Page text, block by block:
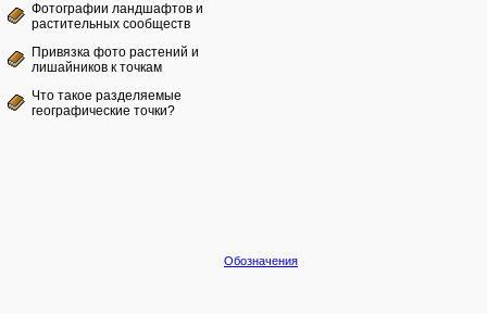
Фотографии ландшафтов и
растительных сообществ
Привязка фото растений и
лишайников к точкам
Что такое разделяемые
географические точки?
Обозначения